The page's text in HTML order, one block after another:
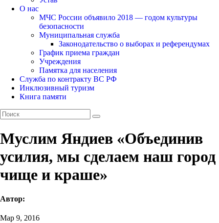
О нас
МЧС России объявило 2018 — годом культуры
безопасности
Муниципальная служба
Законодательство о выборах и референдумах
График приема граждан
Учреждения
Памятка для населения
Служба по контракту ВС РФ
Инклюзивный туризм
Книга памяти
Муслим Яндиев «Объединив
усилия, мы сделаем наш город
чище и краше»
Автор:
Мар 9, 2016